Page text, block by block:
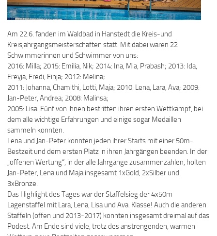
Am 22.6. fanden im Waldbad in Hanstedt die Kreis-und
Kreisjahrgangsmeisterschaften statt. Mit dabei waren 22
Schwimmerinnen und Schwimmer von uns:
2016: Milla; 2015: Emilia, Nik; 2014: Ina, Mia, Prabash; 2013: Ida,
Freyja, Fredi, Finja; 2012: Melina;
2011: Johanna, Chamithi, Lotti, Maja; 2010: Lena, Lara, Ava; 2009:
Jan-Peter, Andrea; 2008: Malinsa;
2005: Lisa. Fünf von ihnen bestritten ihren ersten Wettkampf, bei
dem alle wichtige Erfahrungen und einige sogar Medaillen
sammeln konnten.
Lena und Jan-Peter konnten jeden ihrer Starts mit einer 50m-
Bestzeit und dem ersten Platz in ihren Jahrgängen beenden. In der
„offenen Wertung“, in der alle Jahrgänge zusammenzählen, holten
Jan-Peter, Lena und Maja insgesamt 1xGold, 2xSilber und
3xBronze.
Das Highlight des Tages war der Staffelsieg der 4x50m
Lagenstaffel mit Lara, Lena, Lisa und Ava. Klasse! Auch die anderen
Staffeln (offen und 2013-2017) konnten insgesamt dreimal auf das
Podest. Am Ende sind viele, trotz des anstrengenden, warmen